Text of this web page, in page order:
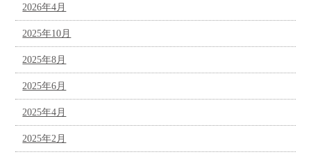
2026年4月
2025年10月
2025年8月
2025年6月
2025年4月
2025年2月